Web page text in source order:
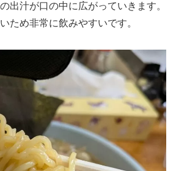
出汁が口の中に広がっていきます。
ため非常に飲みやすいです。